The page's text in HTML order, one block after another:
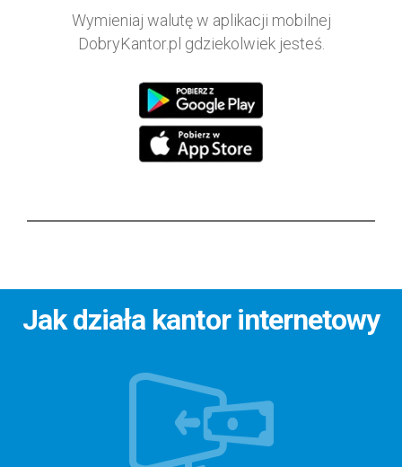
Wymieniaj walutę w aplikacji mobilnej
DobryKantor.pl gdziekolwiek jesteś.
Jak działa kantor internetowy